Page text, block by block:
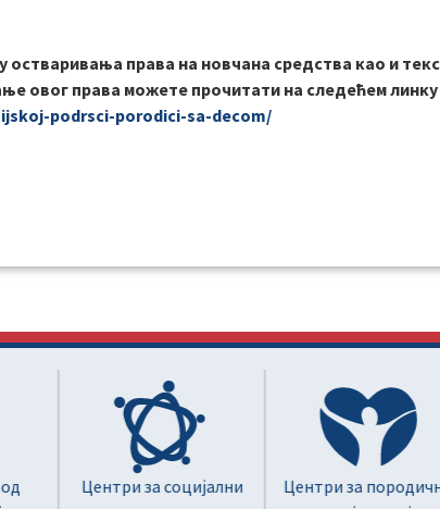
остваривања права на новчана средства као и
овог права можете прочитати на следећем линку
podrsci-porodici-sa-decom/
Центри за социјални
Центри за породични